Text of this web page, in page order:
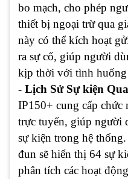
bo mạch, cho phép
thiết bị ngoại trừ qua
này có thể kích hoạt
ra sự cố, giúp người
kịp thời với tình huống
- Lịch Sử Sự kiện
IP150+ cung cấp chức
trực tuyến, giúp người
sự kiện trong hệ
đun sẽ hiển thị 64 sự
phân tích các hoạt